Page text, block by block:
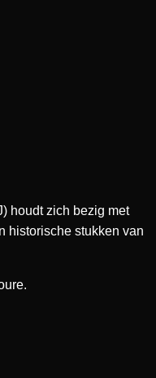
houdt zich bezig met
historische stukken van